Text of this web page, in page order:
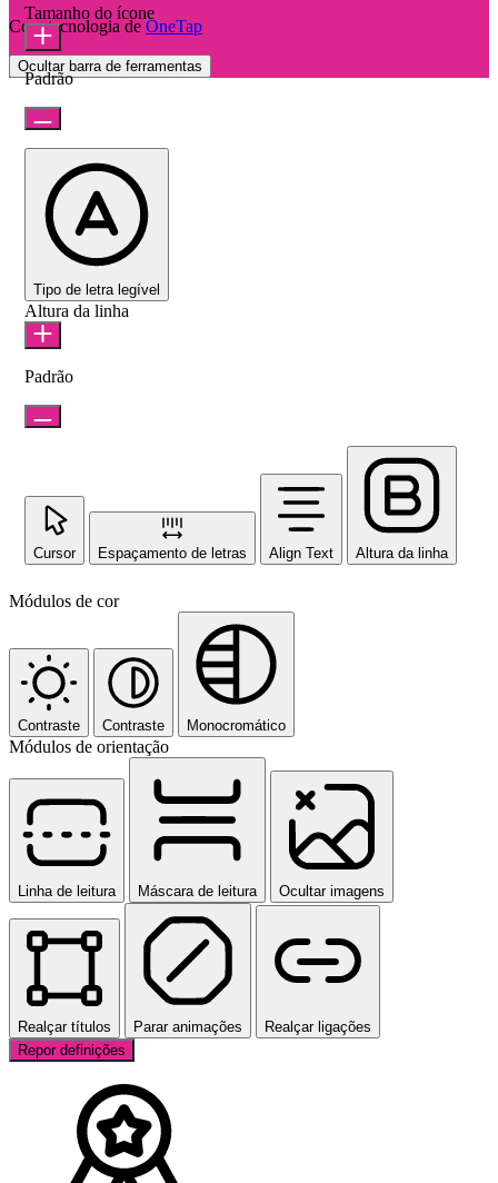
Com tecnologia de OneTap
Ocultar barra de ferramentas
Tamanho do ícone
Padrão
Tipo de letra legível
Altura da linha
Padrão
Cursor Espaçamento de letras Align Text Altura da linha
Módulos de cor
Contraste Contraste Monocromático
Módulos de orientação
Linha de leitura Máscara de leitura Ocultar imagens
Realçar títulos Parar animações
Realçar ligações
Repor definições